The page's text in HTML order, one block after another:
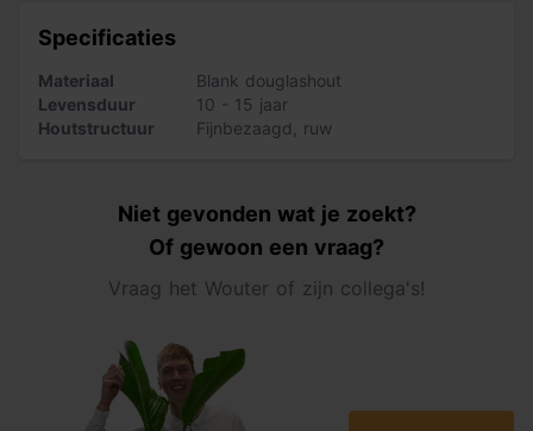
houtconstructies, zoals veranda’s en overkappingen,
raden wij aan om palen met een kopmaat van 12x12 cm
of groter te gebruiken. Als de paal de grond in gaat is
het belangrijk om een paalbeschermer, zoals postsaver,
Kies dan voor een paal met kopmaat 10x10 cm.
Eigenschappen van douglashout
in de eerste maanden kans is op vochtuittreding,
harsuittreding en werking van het hout. Houd verder ook
rekening met mogelijke vlekjes, scheurtjes, kleur- en
structuurverschil, kwasten en noesten die aanwezig
Specificaties
Materiaal
Blank douglashout
Levensduur
10 - 15 jaar
Houtstructuur
Fijnbezaagd, ruw
Niet gevonden wat je zoekt?
Of gewoon een vraag?
Vraag het Wouter of zijn collega's!